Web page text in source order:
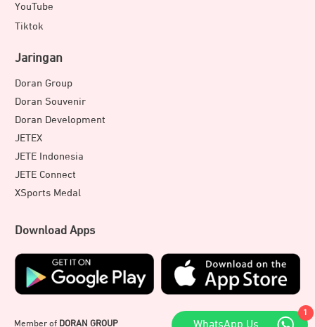
YouTube
Tiktok
Jaringan
Doran Group
Doran Souvenir
Doran Development
JETEX
JETE Indonesia
JETE Connect
XSports Medal
Download Apps
Member of DORAN GROUP
1